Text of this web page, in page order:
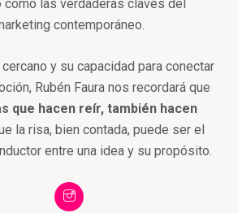
como las verdaderas claves del
contemporáneo.
y su capacidad para conectar
Rubén Faura nos recordará que
que hacen reír, también hacen
la risa, bien contada, puede ser el
entre una idea y su propósito.